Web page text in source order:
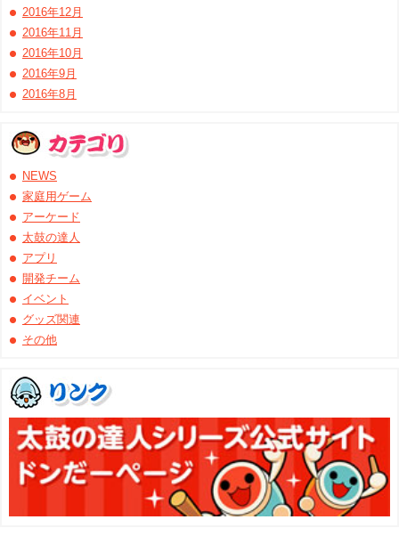
2016年12月
2016年11月
2016年10月
2016年9月
2016年8月
NEWS
家庭用ゲーム
アーケード
太鼓の達人
アプリ
開発チーム
イベント
グッズ関連
その他